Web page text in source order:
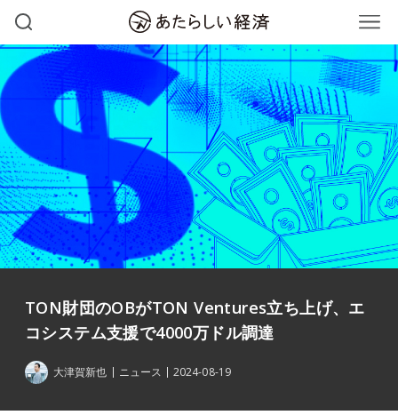
TON財団のOBがTON Ventures立ち上げ、エ
コシステム支援で4000万ドル調達
大津賀新也 ニュース 2024-08-19